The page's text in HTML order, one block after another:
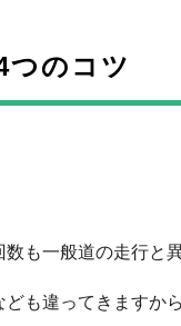
つのコツ
も一般道の走行と
も違ってきますか